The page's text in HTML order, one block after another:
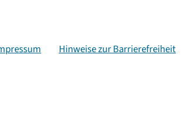
Hinweise zur Barrierefreiheit